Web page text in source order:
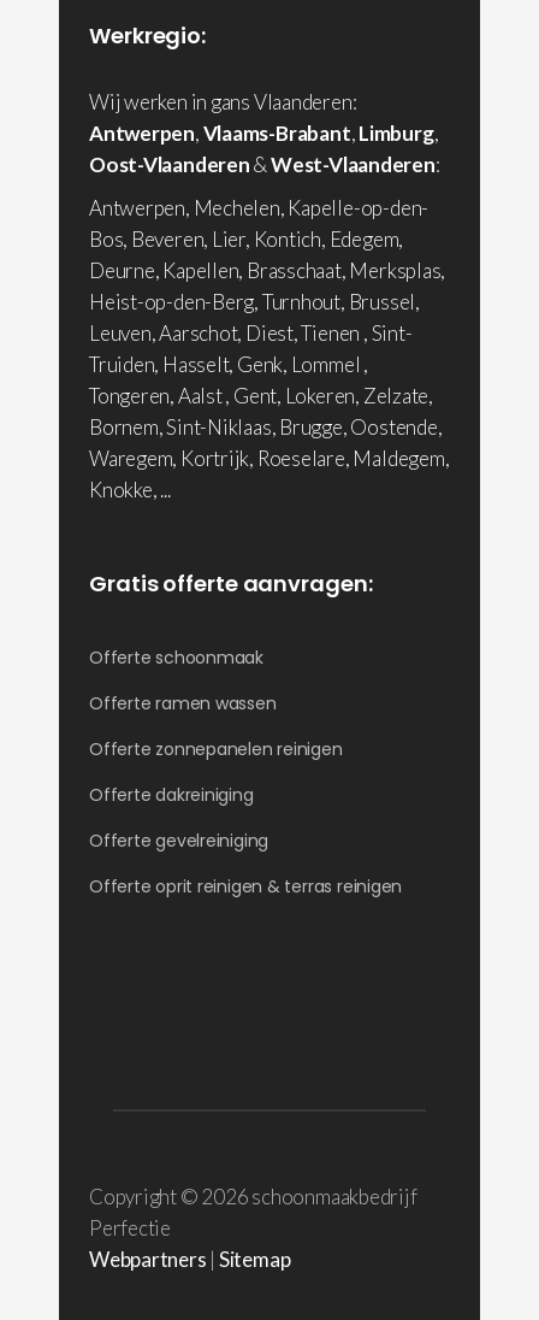
Werkregio:
Wij werken in gans Vlaanderen:
Antwerpen,Vlaams-Brabant,Limburg,
Oost-Vlaanderen&West-Vlaanderen:
Antwerpen, Mechelen, Kapelle-op-den-
Bos, Beveren, Lier, Kontich, Edegem,
Deurne, Kapellen, Brasschaat, Merksplas,
Heist-op-den-Berg, Turnhout, Brussel,
Leuven, Aarschot, Diest, Tienen , Sint-
Truiden, Hasselt, Genk, Lommel ,
Tongeren, Aalst , Gent, Lokeren, Zelzate,
Bornem, Sint-Niklaas, Brugge, Oostende,
Waregem, Kortrijk, Roeselare, Maldegem,
Knokke, ...
Gratis offerte aanvragen:
Offerte schoonmaak
Offerte ramen wassen
Offerte zonnepanelen reinigen
Offerte dakreiniging
Offerte gevelreiniging
Offerte oprit reinigen & terras reinigen
Copyright © 2026 schoonmaakbedrijf
Perfectie
Webpartners | Sitemap